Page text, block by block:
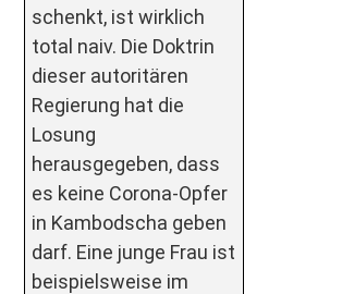
schenkt, ist wirklich
total naiv. Die Doktrin
dieser autoritären
Regierung hat die
Losung
herausgegeben, dass
es keine Corona-Opfer
in Kambodscha geben
darf. Eine junge Frau ist
beispielsweise im